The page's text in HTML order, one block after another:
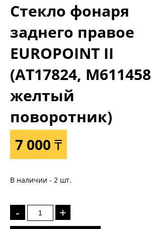
Стекло фонаря
заднего правое
EUROPOINT II
(АТ17824, M611458
желтый
поворотник)
7 000 ₸
В наличии - 2 шт.
- +